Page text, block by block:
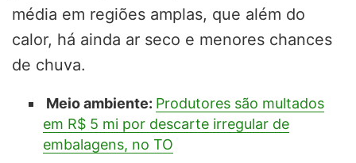
média em regiões amplas, que além do
calor, há ainda ar seco e menores chances
de chuva.
Meio ambiente: Produtores são multados
em R$ 5 mi por descarte irregular de
embalagens, no TO